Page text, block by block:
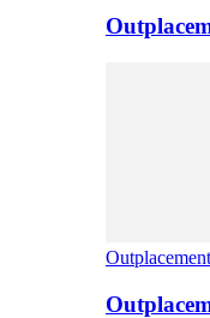
Outplacement